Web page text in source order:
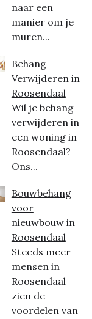
naar een
manier om je
muren...
Behang
Verwijderen in
Roosendaal
Wil je behang
verwijderen in
een woning in
Roosendaal?
Ons...
Bouwbehang
voor
nieuwbouw in
Roosendaal
Steeds meer
mensen in
Roosendaal
zien de
voordelen van